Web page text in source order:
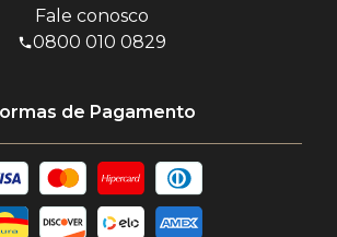
Fale conosco
0800 010 0829
de Pagamento